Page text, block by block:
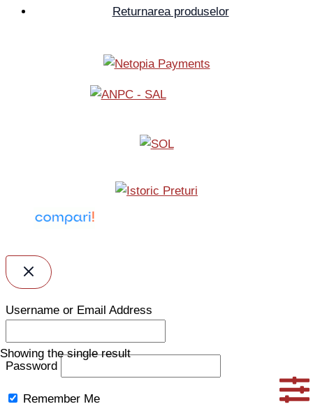
Showing the single result
Returnarea produselor
Username or Email Address
Password
Remember Me